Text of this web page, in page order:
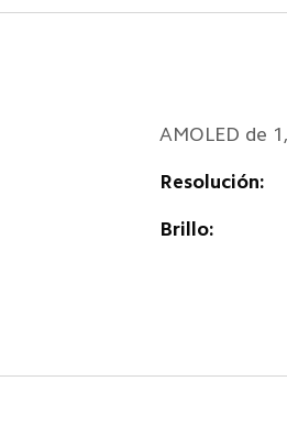
AMOLED de
Resolución:
Brillo: